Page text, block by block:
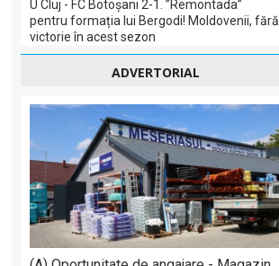
U Cluj - FC Botoșani 2-1. ”Remontada”
pentru formația lui Bergodi! Moldovenii, fără
victorie în acest sezon
ADVERTORIAL